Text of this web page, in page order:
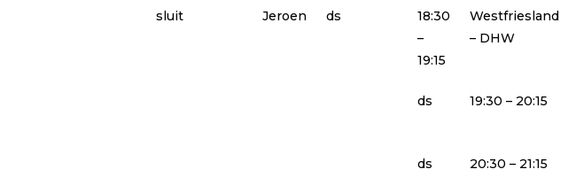
sluit Jeroen ds
18:30
–
19:15
Westfriesland
– DHW
ds 19:30 – 20:15
ds 20:30 – 21:15